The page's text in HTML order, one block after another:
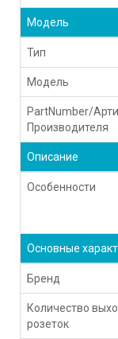
Модель
Тип
Модель
PartNumber/
Производителя
Описание
Особенности
Основные
Бренд
Количество
розеток